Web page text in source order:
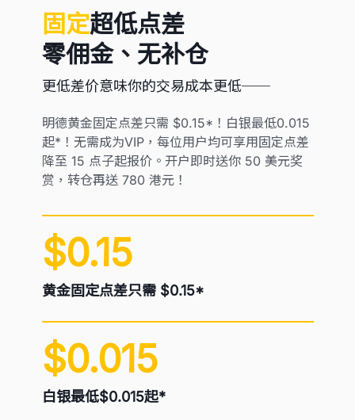
固定超低点差
零佣金、无补仓
更低差价意味你的交易成本更低──
明德黄金固定点差只需 $0.15*！白银最低0.015
起*！无需成为VIP，每位用户均可享用固定点差
降至 15 点子起报价。开户即时送你 50 美元奖
赏，转仓再送 780 港元！
$0.15
黄金固定点差只需 $0.15*
$0.015
白银最低$0.015起*